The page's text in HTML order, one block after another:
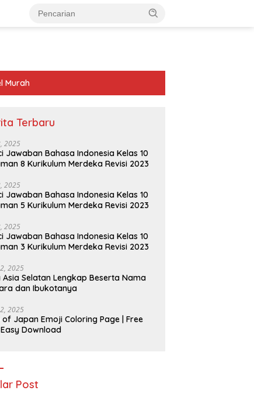
Murah
Terbaru
2025
Jawaban Bahasa Indonesia Kelas 10
8 Kurikulum Merdeka Revisi 2023
2025
Jawaban Bahasa Indonesia Kelas 10
5 Kurikulum Merdeka Revisi 2023
2025
Jawaban Bahasa Indonesia Kelas 10
3 Kurikulum Merdeka Revisi 2023
2025
Asia Selatan Lengkap Beserta Nama
dan Ibukotanya
2025
of Japan Emoji Coloring Page | Free
Download
Post